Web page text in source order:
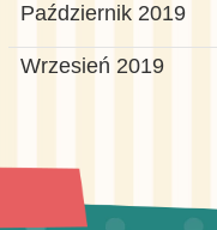
Październik 2019
Wrzesień 2019